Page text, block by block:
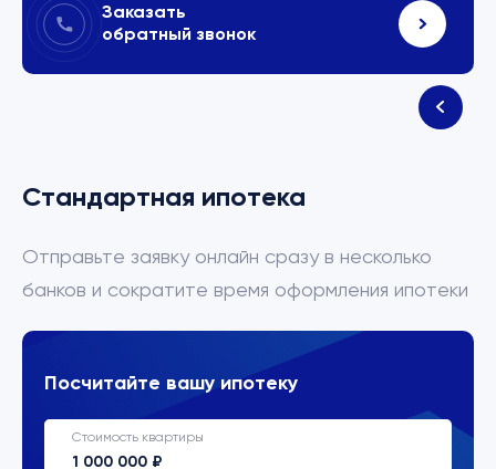
Заказать
обратный звонок
Стандартная ипотека
Отправьте заявку онлайн сразу в несколько
банков и сократите время оформления ипотеки
Посчитайте вашу ипотеку
Стоимость квартиры